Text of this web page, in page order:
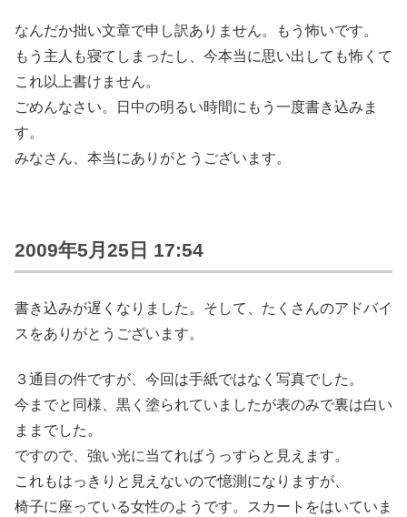
なんだか拙い文章で申し訳ありません。もう怖いです。
もう主人も寝てしまったし、今本当に思い出しても怖くて
これ以上書けません。
ごめんなさい。日中の明るい時間にもう一度書き込みま
す。
みなさん、本当にありがとうございます。
2009年5月25日 17:54
書き込みが遅くなりました。そして、たくさんのアドバイ
スをありがとうございます。
３通目の件ですが、今回は手紙ではなく写真でした。
今までと同様、黒く塗られていましたが表のみで裏は白い
ままでした。
ですので、強い光に当てればうっすらと見えます。
これもはっきりと見えないので憶測になりますが、
椅子に座っている女性のようです。スカートをはいていま